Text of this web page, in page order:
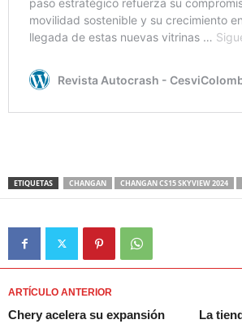
ETIQUETAS CHANGAN CHANGAN CS15 SKYVIEW 2024
ARTÍCULO ANTERIOR
Chery acelera su expansión
La